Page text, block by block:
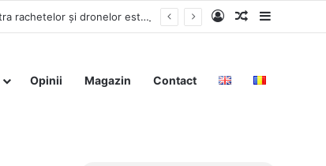
Zelenski își oferă expertiza militară în conflictul din Iran, afirmând că experiența sa în apărarea contra rachetelor și dronelor este „de neînlocuit” Log InArticolSidebar
Opinii Magazin Contact